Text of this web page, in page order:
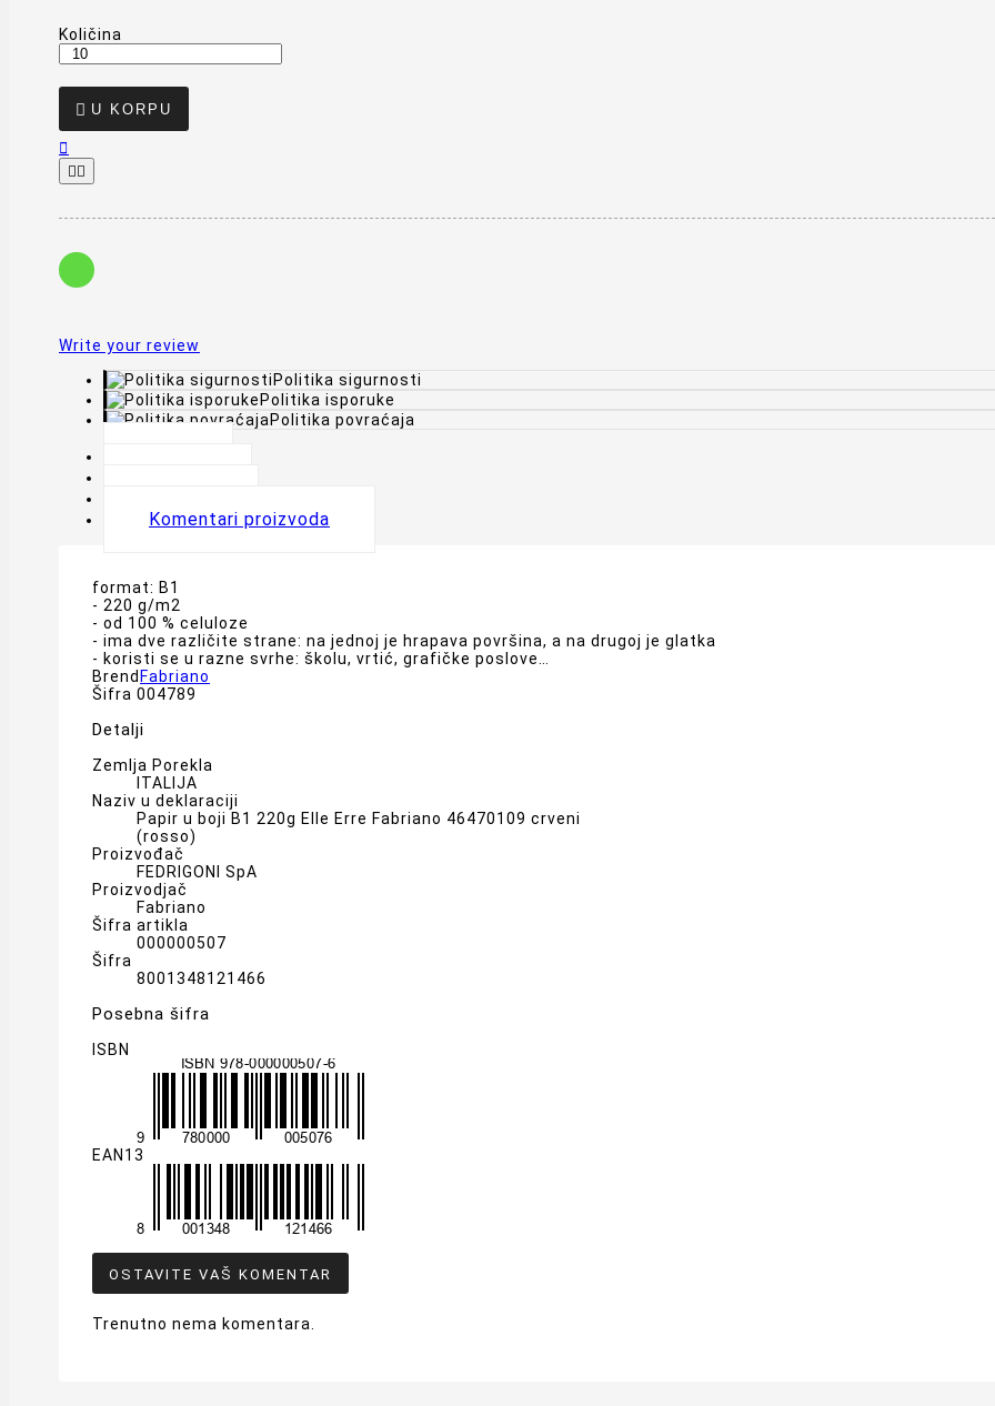
Količina
 U KORPU

 
Write your review
Politika sigurnosti
Politika isporuke
Politika povraćaja
Komentari proizvoda
format: B1
- 220 g/m2
- od 100 % celuloze
- ima dve različite strane: na jednoj je hrapava površina, a na drugoj je glatka
- koristi se u razne svrhe: školu, vrtić, grafičke poslove…
Brend Fabriano
Šifra 004789
Detalji
Zemlja Porekla
ITALIJA
Naziv u deklaraciji
Papir u boji B1 220g Elle Erre Fabriano 46470109 crveni
(rosso)
Proizvođač
FEDRIGONI SpA
Proizvodjač
Fabriano
Šifra artikla
000000507
Šifra
8001348121466
Posebna šifra
ISBN
EAN13
OSTAVITE VAŠ KOMENTAR
Trenutno nema komentara.